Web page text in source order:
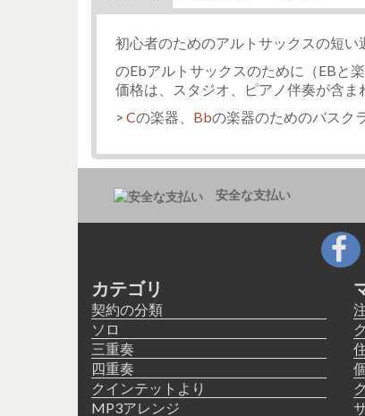
初心者のためのアルトサックスの短い
のEbアルトサックスのために（EBと楽
価格は、スタジオ、ピアノ伴奏が含ま
> Cの楽器、 Bbの楽器のためのバスク
安全な支払い
カテゴリ
契約の分類
ソロ
三重奏
四重奏
クインテットより
MP3アレンジ